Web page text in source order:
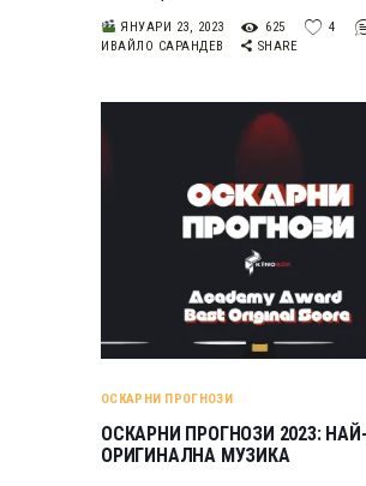
ЯНУАРИ 23, 2023 625 4
ИВАЙЛО САРАНДЕВ
SHARE
ОСКАРНИ ПРОГНОЗИ
ОСКАРНИ ПРОГНОЗИ 2023:
ОРИГИНАЛНА МУЗИКА